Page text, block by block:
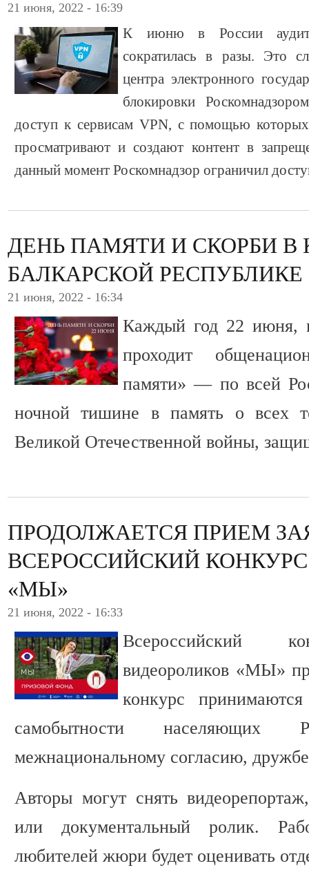
21 июня, 2022 - 16:39
К июню в России
сократилась в разы. Это
центра электронного
блокировки
доступ к сервисам VPN, с помощью которых
просматривают и создают контент в
данный момент Роскомнадзор ограничил
ДЕНЬ ПАМЯТИ И СКОРБИ В
БАЛКАРСКОЙ РЕСПУБЛИКЕ
21 июня, 2022 - 16:34
Каждый год 22 июня,
проходит
памяти» — по всей
ночной тишине в память о всех
Великой Отечественной войны,
ПРОДОЛЖАЕТСЯ ПРИЕМ
ВСЕРОССИЙСКИЙ
«МЫ»
21 июня, 2022 - 16:33
Всероссийский
видеороликов «МЫ»
конкурс
самобытности
межнациональному согласию,
Авторы могут снять
или документальный ролик.
любителей жюри будет оценивать